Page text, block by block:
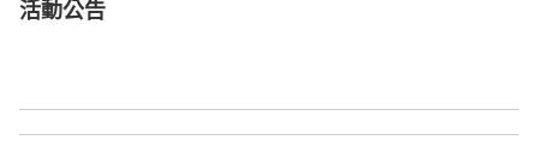
活動公告